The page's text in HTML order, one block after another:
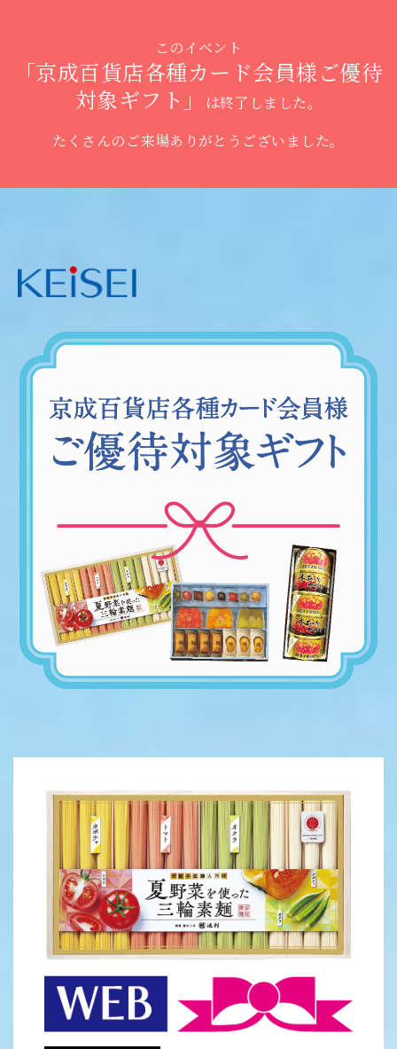
このイベント
「京成百貨店各種カード会員様ご優待
対象ギフト」
は終了しました。
たくさんのご来場ありがとうございました。